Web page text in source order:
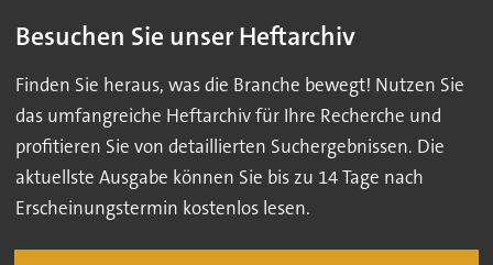
Besuchen Sie unser Heftarchiv
Finden Sie heraus, was die Branche bewegt! Nutzen Sie
das umfangreiche Heftarchiv für Ihre Recherche und
profitieren Sie von detaillierten Suchergebnissen. Die
aktuellste Ausgabe können Sie bis zu 14 Tage nach
Erscheinungstermin kostenlos lesen.